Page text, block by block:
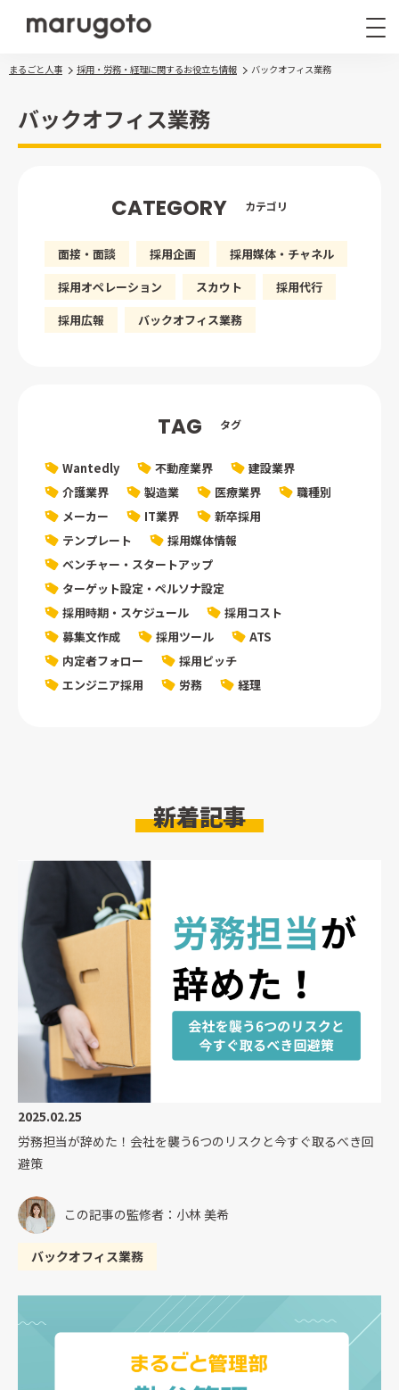
その他サービス
導入事例
お役立ち情報
ナレッジ資料
ウェビナー
まるごと人事 採用・労務・経理に関するお役立ち情報 バックオフィス業務
バックオフィス業務
CATEGORY カテゴリ
面接・面談 採用企画
採用媒体・チャネル
採用オペレーション
スカウト
採用代行
採用広報
バックオフィス業務
TAG タグ
Wantedly 不動産業界
建設業界
介護業界
製造業 医療業界
職種別
メーカー
IT業界
新卒採用
テンプレート
採用媒体情報
ベンチャー・スタートアップ
ターゲット設定・ペルソナ設定
採用時期・スケジュール
採用コスト
募集文作成
採用ツール
ATS
内定者フォロー
採用ピッチ
エンジニア採用
労務 経理
新着記事
2025.02.25
労務担当が辞めた！会社を襲う6つのリスクと今すぐ取るべき回
避策
この記事の監修者：小林 美希
バックオフィス業務